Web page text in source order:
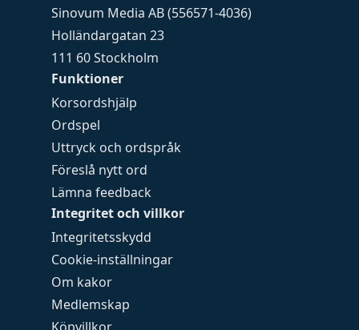
Funktioner
Korsordshjälp
Ordspel
Uttryck och ordspråk
Föreslå nytt ord
Lämna feedback
Integritet och villkor
Integritetsskydd
Cookie-inställningar
Om kakor
Medlemskap
Sinovum Media AB (556571-4036)
Holländargatan 23
111 60 Stockholm